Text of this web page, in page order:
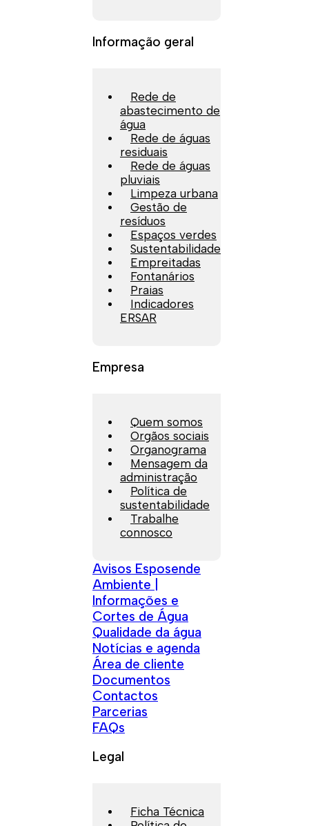
Informação geral
Rede de
abastecimento de
água
Rede de águas
residuais
Rede de águas
pluviais
Limpeza urbana
Gestão de
resíduos
Espaços verdes
Sustentabilidade
Empreitadas
Fontanários
Praias
Indicadores
ERSAR
Empresa
Quem somos
Orgãos sociais
Organograma
Mensagem da
administração
Política de
sustentabilidade
Trabalhe
connosco
Avisos Esposende
Ambiente |
Informações e
Cortes de Água
Qualidade da água
Notícias e agenda
Área de cliente
Documentos
Contactos
Parcerias
FAQs
Legal
Ficha Técnica